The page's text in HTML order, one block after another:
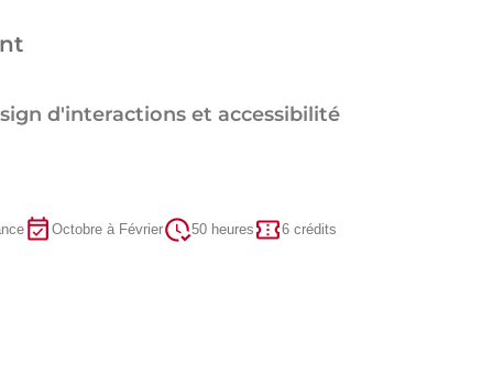
d'interactions et accessibilité
Octobre à Février 50 heures 6 crédits